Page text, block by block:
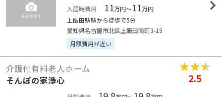
入居時費用
11万円～11万円
上飯田駅駅から徒歩で5分
愛知県名古屋市北区上飯田南町3-15
月額費用が近い
介護付有料老人ホーム
そんぽの家浄心
2.5